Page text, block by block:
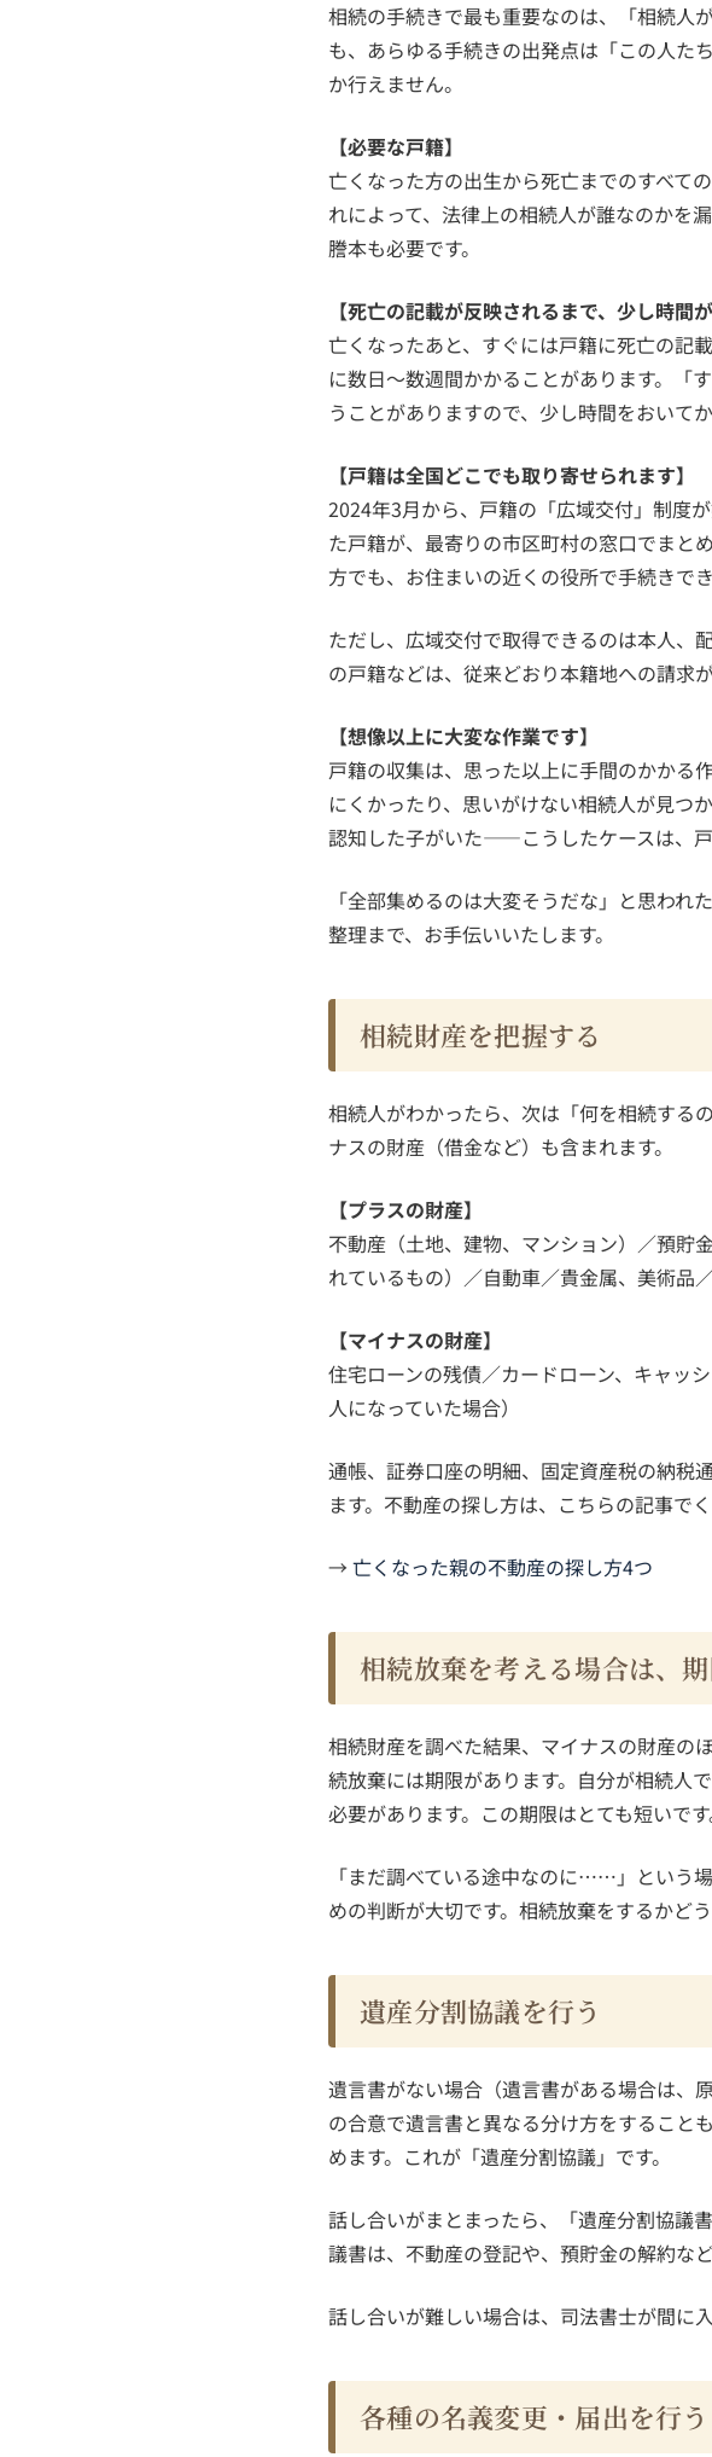
相続の手続きで最も重要なのは、「相続人
も、あらゆる手続きの出発点は「この人た
か行えません。
【必要な戸籍】
亡くなった方の出生から死亡までのすべて
れによって、法律上の相続人が誰なのかを
謄本も必要です。
【死亡の記載が反映されるまで、少し時間
亡くなったあと、すぐには戸籍に死亡の記
に数日〜数週間かかることがあります。「
うことがありますので、少し時間をおいて
【戸籍は全国どこでも取り寄せられます】
2024年3月から、戸籍の「広域交付」制度
た戸籍が、最寄りの市区町村の窓口でまと
方でも、お住まいの近くの役所で手続きで
ただし、広域交付で取得できるのは本人、
の戸籍などは、従来どおり本籍地への請求
【想像以上に大変な作業です】
戸籍の収集は、思った以上に手間のかかる
にくかったり、思いがけない相続人が見つ
認知した子がいた——こうしたケースは、戸
「全部集めるのは大変そうだな」と思わ
整理まで、お手伝いいたします。
相続財産を把握する
相続人がわかったら、次は「何を相続する
ナスの財産（借金など）も含まれます。
【プラスの財産】
不動産（土地、建物、マンション）／預貯
れているもの）／自動車／貴金属、美術品
【マイナスの財産】
住宅ローンの残債／カードローン、キャッ
人になっていた場合）
通帳、証券口座の明細、固定資産税の納税
ます。不動産の探し方は、こちらの記事で
→ 亡くなった親の不動産の探し方4つ
相続放棄を考える場合は、
相続財産を調べた結果、マイナスの財産の
続放棄には期限があります。自分が相続人
必要があります。この期限はとても短いです
「まだ調べている途中なのに……」という
めの判断が大切です。相続放棄をするかど
遺産分割協議を行う
遺言書がない場合（遺言書がある場合は、
の合意で遺言書と異なる分け方をすること
めます。これが「遺産分割協議」です。
話し合いがまとまったら、「遺産分割協議
議書は、不動産の登記や、預貯金の解約な
話し合いが難しい場合は、司法書士が間に
各種の名義変更・届出を行う